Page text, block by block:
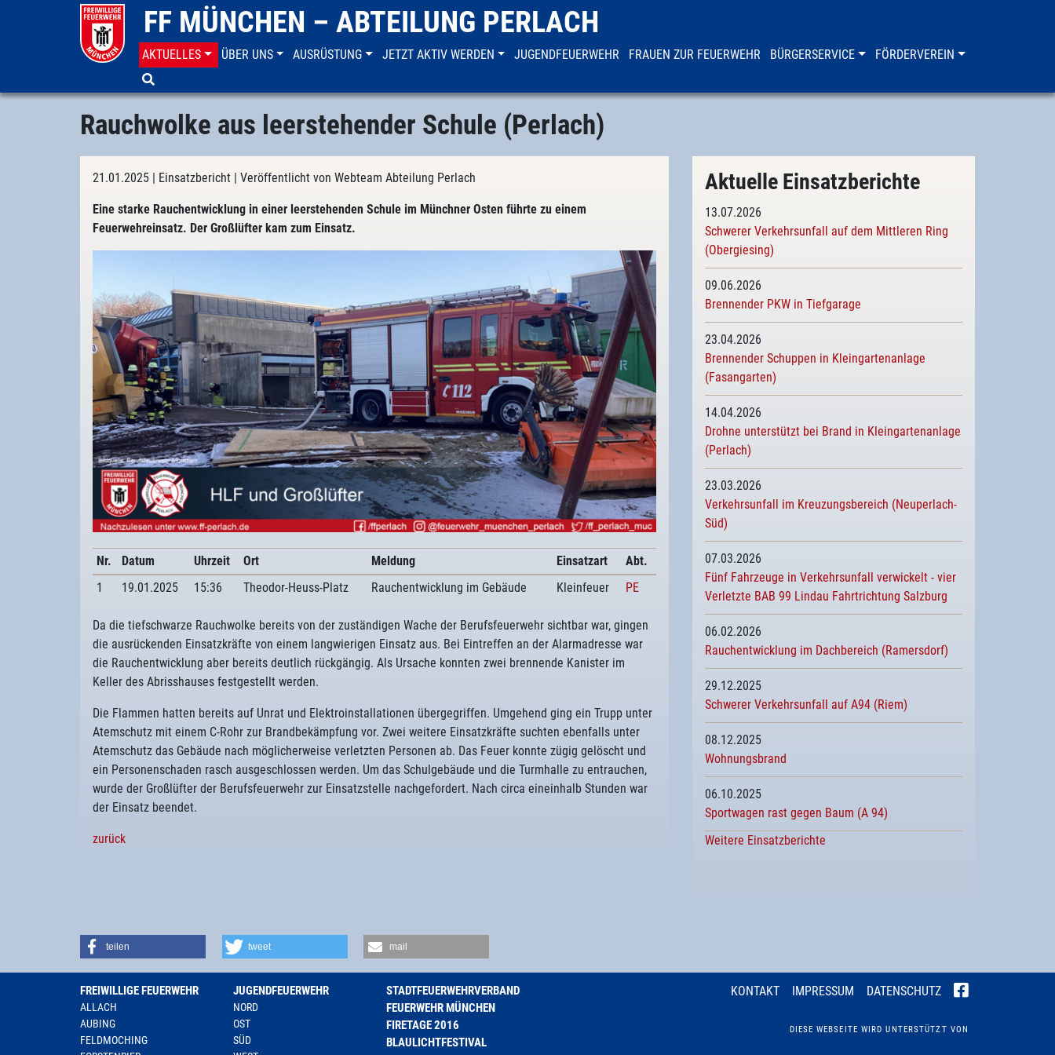
FF MÜNCHEN – ABTEILUNG PERLACH
AKTUELLES ÜBER UNS AUSRÜSTUNG JETZT AKTIV WERDEN JUGENDFEUERWEHR FRAUEN ZUR FEUERWEHR BÜRGERSERVICE FÖRDERVEREIN
Aktuelles
Rauchwolke aus leerstehender Schule (Perlach)
21.01.2025 | Einsatzbericht | Veröffentlicht von Webteam Abteilung Perlach
Eine starke Rauchentwicklung in einer leerstehenden Schule im Münchner Osten führte zu einem
Feuerwehreinsatz. Der Großlüfter kam zum Einsatz.
Nr. Datum Uhrzeit Ort Meldung Einsatzart
Abt.
1
19.01.2025 15:36 Theodor-Heuss-Platz Rauchentwicklung im Gebäude Kleinfeuer PE
Da die tiefschwarze Rauchwolke bereits von der zuständigen Wache der Berufsfeuerwehr sichtbar war, gingen
die ausrückenden Einsatzkräfte von einem langwierigen Einsatz aus. Bei Eintreffen an der Alarmadresse war
die Rauchentwicklung aber bereits deutlich rückgängig. Als Ursache konnten zwei brennende Kanister im
Keller des Abrisshauses festgestellt werden.
Die Flammen hatten bereits auf Unrat und Elektroinstallationen übergegriffen. Umgehend ging ein Trupp unter
Atemschutz mit einem C-Rohr zur Brandbekämpfung vor. Zwei weitere Einsatzkräfte suchten ebenfalls unter
Atemschutz das Gebäude nach möglicherweise verletzten Personen ab. Das Feuer konnte zügig gelöscht und
ein Personenschaden rasch ausgeschlossen werden. Um das Schulgebäude und die Turmhalle zu entrauchen,
wurde der Großlüfter der Berufsfeuerwehr zur Einsatzstelle nachgefordert. Nach circa eineinhalb Stunden war
der Einsatz beendet.
zurück
Aktuelle Einsatzberichte
13.07.2026
Schwerer Verkehrsunfall auf dem Mittleren Ring
(Obergiesing)
09.06.2026
Brennender PKW in Tiefgarage
23.04.2026
Brennender Schuppen in Kleingartenanlage
(Fasangarten)
14.04.2026
Drohne unterstützt bei Brand in Kleingartenanlage
(Perlach)
23.03.2026
Verkehrsunfall im Kreuzungsbereich (Neuperlach-
Süd)
07.03.2026
Fünf Fahrzeuge in Verkehrsunfall verwickelt - vier
Verletzte BAB 99 Lindau Fahrtrichtung Salzburg
06.02.2026
Rauchentwicklung im Dachbereich (Ramersdorf)
29.12.2025
Schwerer Verkehrsunfall auf A94 (Riem)
08.12.2025
Wohnungsbrand
06.10.2025
Sportwagen rast gegen Baum (A 94)
Weitere Einsatzberichte
teilen tweet mail
FREIWILLIGE FEUERWEHR
ALLACH
AUBING
FELDMOCHING
JUGENDFEUERWEHR
NORD
OST
SÜD
STADTFEUERWEHRVERBAND
FEUERWEHR MÜNCHEN
FIRETAGE 2016
BLAULICHTFESTIVAL
KONTAKT IMPRESSUM DATENSCHUTZ
DIESE WEBSEITE WIRD UNTERSTÜTZT VON